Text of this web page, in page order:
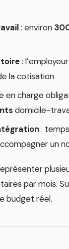
: environ
:
la cotisation
en charge
domicile-
:
un
par mois.
budget réel.